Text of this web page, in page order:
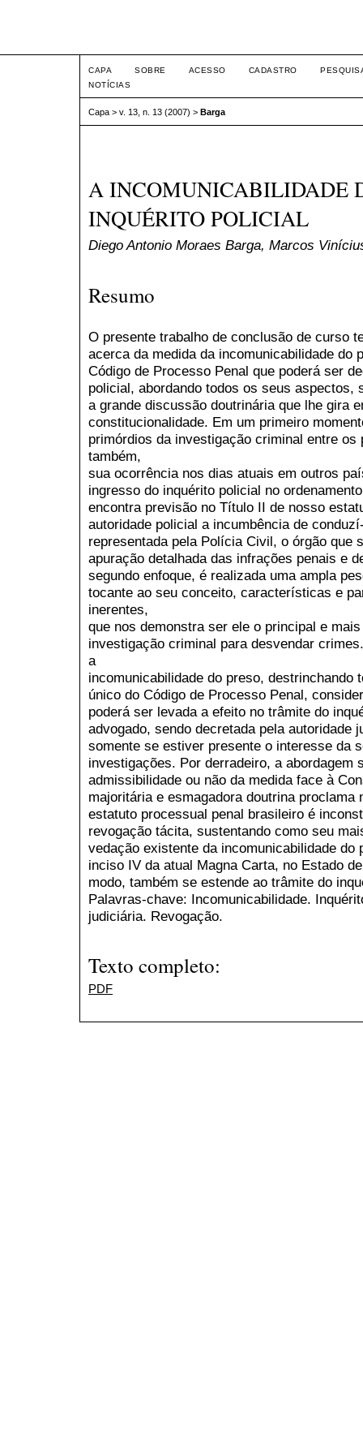
CAPA SOBRE ACESSO CADASTRO
NOTÍCIAS
Capa > v. 13, n. 13 (2007) > Barga
A INCOMUNICABILIDADE
INQUÉRITO POLICIAL
Diego Antonio Moraes Barga, Marcos
Resumo
O presente trabalho de conclusão de curso
acerca da medida da incomunicabilidade do
Código de Processo Penal que poderá ser
policial, abordando todos os seus aspectos,
a grande discussão doutrinária que lhe gira
constitucionalidade. Em um primeiro
primórdios da investigação criminal entre os
também,
sua ocorrência nos dias atuais em outros
ingresso do inquérito policial no
encontra previsão no Título II de nosso
autoridade policial a incumbência de
representada pela Polícia Civil, o órgão que
apuração detalhada das infrações penais e
segundo enfoque, é realizada uma ampla
tocante ao seu conceito, características e
inerentes,
que nos demonstra ser ele o principal e
investigação criminal para desvendar
a
incomunicabilidade do preso, destrinchando
único do Código de Processo Penal,
poderá ser levada a efeito no trâmite do
advogado, sendo decretada pela autoridade
somente se estiver presente o interesse da
investigações. Por derradeiro, a abordagem
admissibilidade ou não da medida face à
majoritária e esmagadora doutrina proclama
estatuto processual penal brasileiro é
revogação tácita, sustentando como seu
vedação existente da incomunicabilidade do
inciso IV da atual Magna Carta, no Estado
modo, também se estende ao trâmite do
Palavras-chave: Incomunicabilidade.
judiciária. Revogação.
Texto completo:
PDF